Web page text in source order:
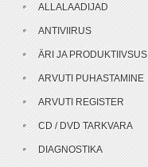
ALLALAADIJAD
ANTIVIIRUS
ÄRI JA PRODUKTIIVSUS
ARVUTI PUHASTAMINE
ARVUTI REGISTER
CD / DVD TARKVARA
DIAGNOSTIKA